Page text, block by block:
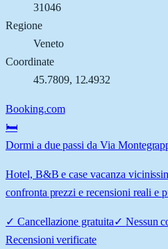
31046
Regione
Veneto
Coordinate
45.7809, 12.4932
Booking.com
🛏️
Dormi a due passi da Via
Hotel, B&B e case vacanza
confronta prezzi e recensioni reali e
✓ Cancellazione gratuita✓ Nessun
Recensioni verificate